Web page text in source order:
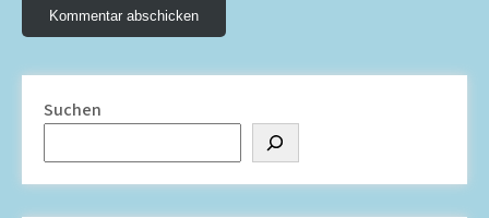
Suchen